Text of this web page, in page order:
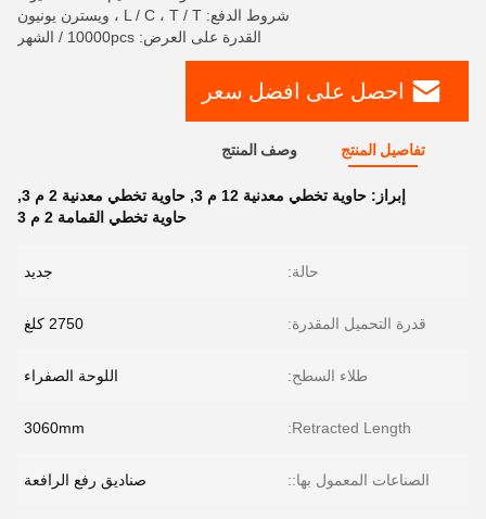
شروط الدفع: L / C ، T / T ، ويسترن يونيون
القدرة على العرض: 10000pcs / الشهر
احصل على افضل سعر
تفاصيل المنتج وصف المنتج
إبراز: حاوية تخطي معدنية 12 م 3 , حاوية تخطي معدنية 2 م 3
,
حاوية تخطي القمامة 2 م 3
حالة: جديد
قدرة التحميل المقدرة: 2750 كلغ
طلاء السطح: اللوحة الصفراء
Retracted Length:
3060mm
الصناعات المعمول بها:: صناديق رفع الرافعة